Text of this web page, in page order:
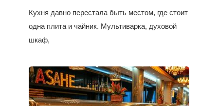
Кухня давно перестала быть местом, где стоит
одна плита и чайник. Мультиварка, духовой
шкаф,